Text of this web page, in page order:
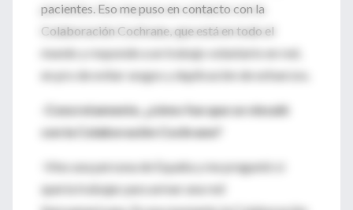
pacientes. Eso me puso en contacto con la
Colaboración Cochrane, que está en todo el
mundo y responde a un trabajo voluntario en red,
en pro de evitar sesgos y duplicación de esfuerzos.
-Concretamente, ¿cómo fue que se vinculó
con la Colaboración Cochrane?
-Vino una persona de España y me preguntó si
quería trabajar para armar una red